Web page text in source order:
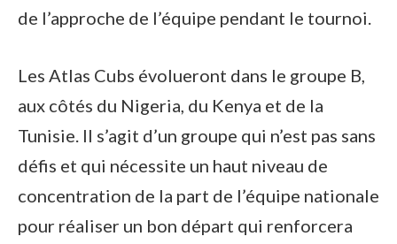
de l’approche de l’équipe pendant le tournoi.
Les Atlas Cubs évolueront dans le groupe B,
aux côtés du Nigeria, du Kenya et de la
Tunisie. Il s’agit d’un groupe qui n’est pas sans
défis et qui nécessite un haut niveau de
concentration de la part de l’équipe nationale
pour réaliser un bon départ qui renforcera